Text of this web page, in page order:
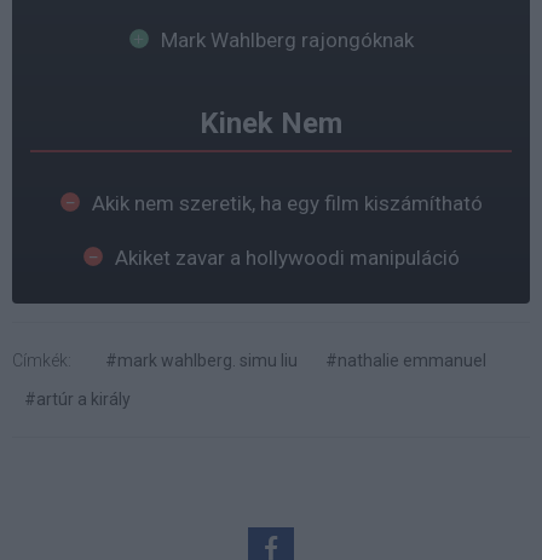
Mark Wahlberg rajongóknak
Kinek Nem
Akik nem szeretik, ha egy film kiszámítható
Akiket zavar a hollywoodi manipuláció
Címkék: #mark wahlberg. simu liu
#nathalie emmanuel
#artúr a király